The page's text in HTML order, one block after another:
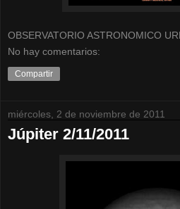
OBSERVATORIO ASTRONOMICO
No hay comentarios:
Compartir
miércoles, 2 de noviembre de 2011
Júpiter 2/11/2011